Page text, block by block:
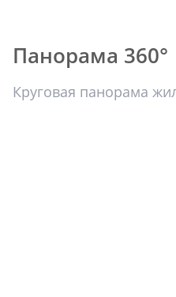
Панорама 360°
Круговая панорама